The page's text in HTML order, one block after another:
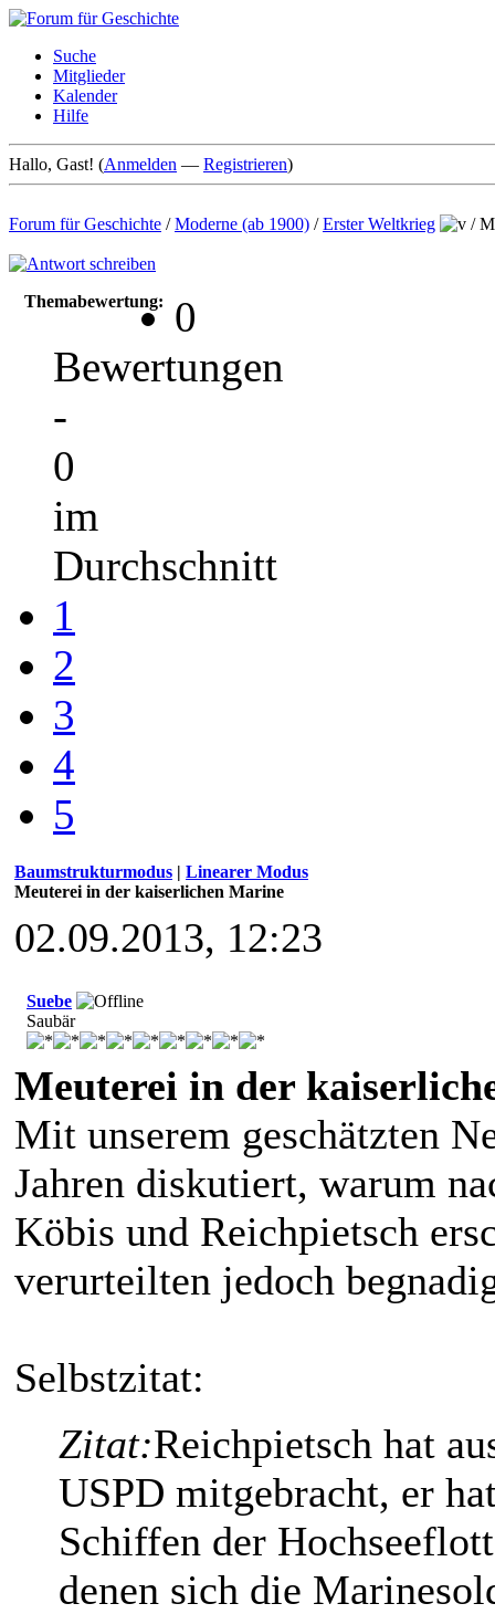
Suche
Mitglieder
Kalender
Hilfe
Hallo, Gast! (Anmelden — Registrieren)
Forum für Geschichte /Moderne (ab 1900) /Erster Weltkrieg /
Themabewertung:
0
Bewertungen
-
0
im
Durchschnitt
1
2
3
4
5
Baumstrukturmodus | Linearer Modus
Meuterei in der kaiserlichen Marine
02.09.2013, 12:23
Suebe
Saubär
Meuterei in der
Mit unserem geschätzten
Jahren diskutiert, warum
Köbis und Reichpietsch
verurteilten jedoch
Selbstzitat:
Zitat:Reichpietsch hat
USPD mitgebracht, er
Schiffen der
denen sich die